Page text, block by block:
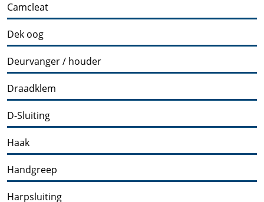
Camcleat
Dek oog
Deurvanger / houder
Draadklem
D-Sluiting
Haak
Handgreep
Harpsluiting